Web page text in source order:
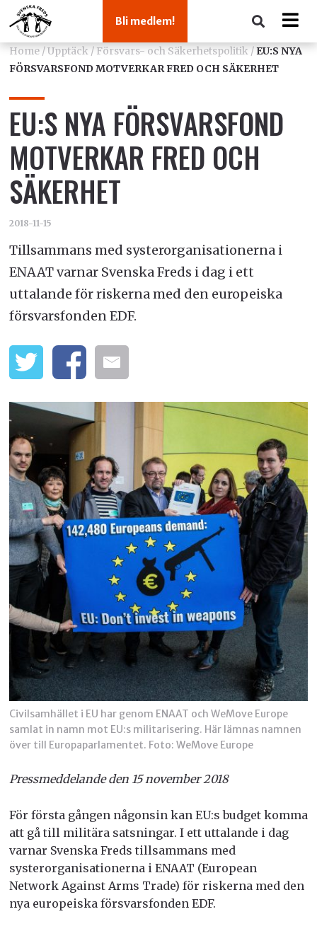
Bli medlem!
Home/Upptäck/Försvars- och Säkerhetspolitik/EU:S NYA
FÖRSVARSFOND MOTVERKAR FRED OCH SÄKERHET
EU:S NYA FÖRSVARSFOND
MOTVERKAR FRED OCH
SÄKERHET
2018-11-15
Tillsammans med systerorganisationerna i
ENAAT varnar Svenska Freds i dag i ett
uttalande för riskerna med den europeiska
försvarsfonden EDF.
Civilsamhället i EU har genom ENAAT och WeMove Europe
samlat in namn mot EU:s militarisering. Här lämnas namnen
över till Europaparlamentet. Foto: WeMove Europe
Pressmeddelande den 15 november 2018
För första gången någonsin kan EU:s budget komma
att gå till militära satsningar. I ett uttalande i dag
varnar Svenska Freds tillsammans med
systerorganisationerna i ENAAT (European
Network Against Arms Trade) för riskerna med den
nya europeiska försvarsfonden EDF.